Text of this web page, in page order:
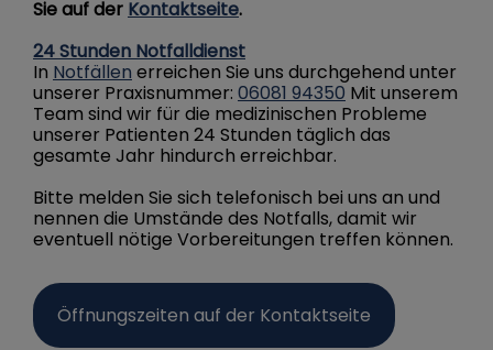
Sie auf der Kontaktseite.
24 Stunden Notfalldienst
In Notfällen erreichen Sie uns durchgehend unter
unserer Praxisnummer: 06081 94350 Mit unserem
Team sind wir für die medizinischen Probleme
unserer Patienten 24 Stunden täglich das
gesamte Jahr hindurch erreichbar.
Bitte melden Sie sich telefonisch bei uns an und
nennen die Umstände des Notfalls, damit wir
eventuell nötige Vorbereitungen treffen können.
Öffnungszeiten auf der Kontaktseite